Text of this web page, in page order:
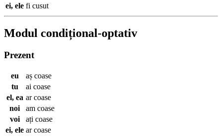
ei, ele fi cusut
Modul condițional-optativ
Prezent
eu aș coase
tu
ai coase
el, ea arcoase
noi
am coase
voi
ați coase
ei, ele arcoase